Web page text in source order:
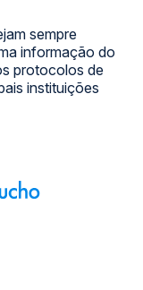
sempre
informação do
protocolos de
instituições